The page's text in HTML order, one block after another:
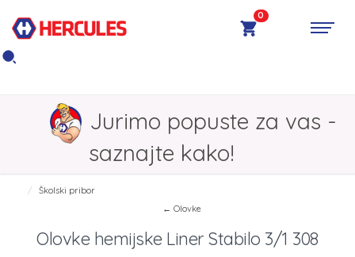
0
Jurimo popuste za vas -
saznajte kako!
Školski pribor
← Olovke
Olovke hemijske Liner Stabilo 3/1 308